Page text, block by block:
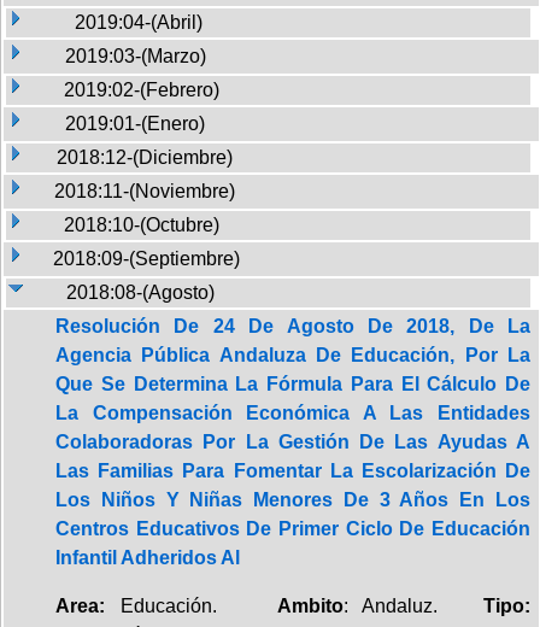
2019:04-(Abril)
2019:03-(Marzo)
2019:02-(Febrero)
2019:01-(Enero)
2018:12-(Diciembre)
2018:11-(Noviembre)
2018:10-(Octubre)
2018:09-(Septiembre)
2018:08-(Agosto)
Resolución De 24 De Agosto De 2018, De La
Agencia Pública Andaluza De Educación, Por La
Que Se Determina La Fórmula Para El Cálculo De
La Compensación Económica A Las Entidades
Colaboradoras Por La Gestión De Las Ayudas A
Las Familias Para Fomentar La Escolarización De
Los Niños Y Niñas Menores De 3 Años En Los
Centros Educativos De Primer Ciclo De Educación
Infantil Adheridos Al
Area: Educación. Ambito: Andaluz.Tipo: